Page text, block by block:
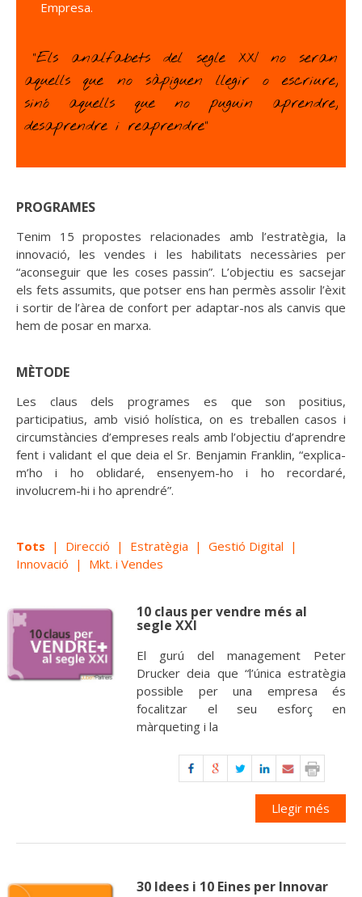
Empresa.
“Els analfabets del segle XXI no seran
aquells que no sàpiguen llegir o escriure,
sinó aquells que no puguin aprendre,
desaprendre i reaprendre”
PROGRAMES
Tenim 15 propostes relacionades amb l’estratègia, la
innovació, les vendes i les habilitats necessàries per
“aconseguir que les coses passin”. L’objectiu es sacsejar
els fets assumits, que potser ens han permès assolir l’èxit
i sortir de l’àrea de confort per adaptar-nos als canvis que
hem de posar en marxa.
MÈTODE
Les claus dels programes es que son positius,
participatius, amb visió holística, on es treballen casos i
circumstàncies d’empreses reals amb l’objectiu d’aprendre
fent i validant el que deia el Sr. Benjamin Franklin, “explica-
m’ho i ho oblidaré, ensenyem-ho i ho recordaré,
involucrem-hi i ho aprendré”.
Tots | Direcció | Estratègia | Gestió Digital |
Innovació | Mkt. i Vendes
10 claus per vendre més al
segle XXI
El gurú del management Peter
Drucker deia que “l’única estratègia
possible per una empresa és
focalitzar el seu esforç en
màrqueting i la
Llegir més
30 Idees i 10 Eines per Innovar